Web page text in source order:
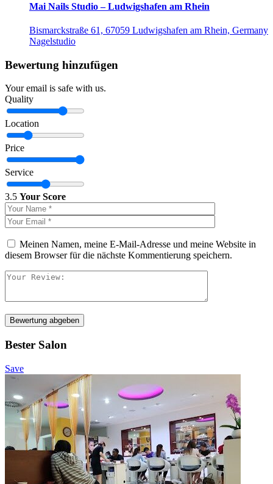
Mai Nails Studio – Ludwigshafen am Rhein
Bismarckstraße 61, 67059 Ludwigshafen am Rhein, Germany
Nagelstudio
Bewertung hinzufügen
Your email is safe with us.
Quality
Location
Price
Service
3.5 Your Score
Meinen Namen, meine E-Mail-Adresse und meine Website in
diesem Browser für die nächste Kommentierung speichern.
Bewertung abgeben
Bester Salon
Save